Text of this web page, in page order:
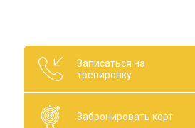
Записаться на
тренировку
Забронировать корт